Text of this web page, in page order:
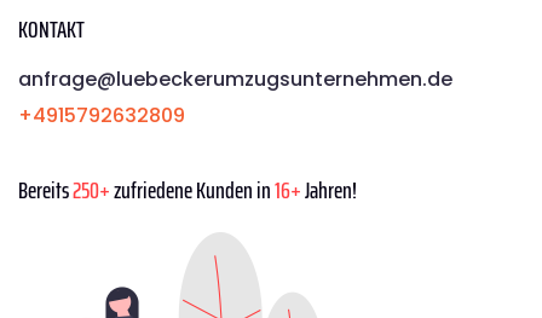
KONTAKT
anfrage@luebeckerumzugsunternehmen.de
+4915792632809
Bereits250+zufriedene Kunden in16+Jahren!